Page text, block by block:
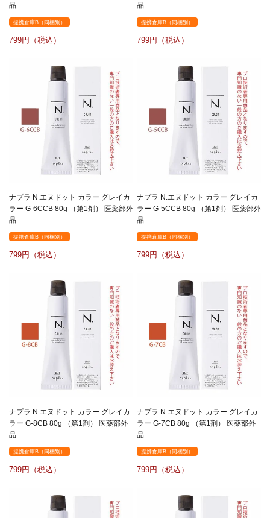
品
提携倉庫B（同梱別）
799
品
提携倉庫B（同梱別）
799
ナプラ N.エヌドット カラー グレイカ
ラー G-6CCB 80g （第1剤） 医薬部外
品
提携倉庫B（同梱別）
799
ナプラ N.エヌドット カラー グレイカ
ラー G-5CCB 80g （第1剤） 医薬部外
品
提携倉庫B（同梱別）
799
ナプラ N.エヌドット カラー グレイカ
ラー G-8CB 80g （第1剤） 医薬部外
品
提携倉庫B（同梱別）
799
ナプラ N.エヌドット カラー グレイカ
ラー G-7CB 80g （第1剤） 医薬部外
品
提携倉庫B（同梱別）
799